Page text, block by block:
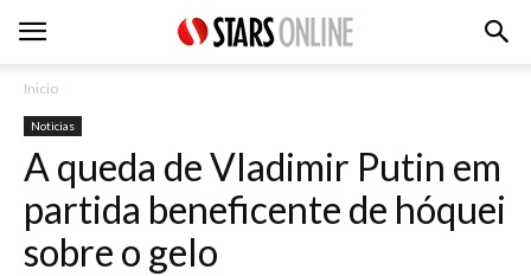
Inicio
Noticias
A queda de Vladimir Putin em
partida beneficente de hóquei
sobre o gelo